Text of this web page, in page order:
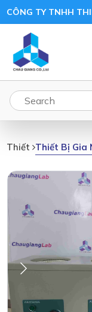
Thiết BịThiết Bị Gia